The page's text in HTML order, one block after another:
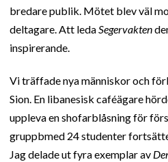
bredare publik. Mötet blev väl
deltagare. Att ledaSegervakten
inspirerande.
Vi träffade nya människor och
Sion. En libanesisk caféägare
uppleva en shofarblåsning för
gruppbmed 24 studenter
Jag delade ut fyra exemplar av